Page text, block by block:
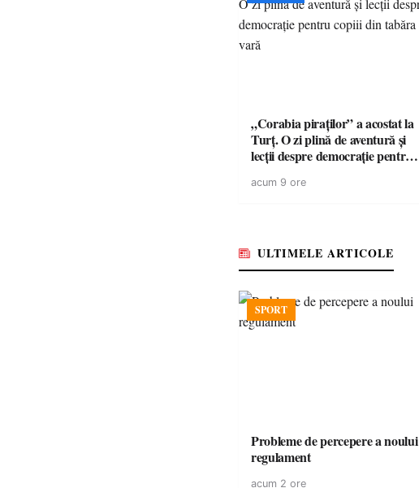
„Corabia piraților” a acostat la
Turț. O zi plină de aventură și
lecții despre democrație pentru
acum 9 ore
ULTIMELE ARTICOLE
SPORT
Probleme de percepere a noului
regulament
acum 2 ore